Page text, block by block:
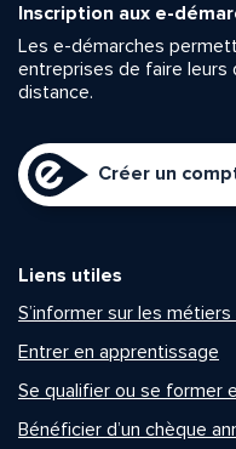
Inscription aux e-
Les e-démarches
entreprises de faire leurs
distance.
Créer un
Liens utiles
S’informer sur les
Entrer en apprentissage
Se qualifier ou se former
Bénéficier d’un chèque